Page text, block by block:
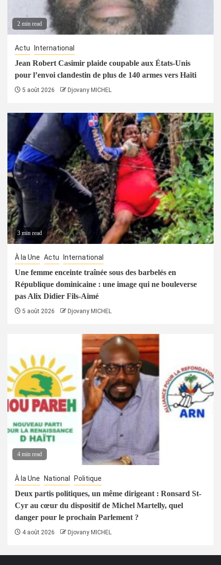
2 min read
Actu International
Jean Robert Casimir plaide coupable aux États-Unis
pour l’envoi clandestin de plus de 140 armes vers Haïti
5 août 2026 Djovany MICHEL
3 min read
À la Une Actu International
Une femme enceinte traînée sous des barbelés en
République dominicaine : une image qui ne bouleverse
pas Alix Didier Fils-Aimé
5 août 2026 Djovany MICHEL
4 min read
À la Une National Politique
Deux partis politiques, un même dirigeant : Ronsard St-
Cyr au cœur du dispositif de Michel Martelly, quel
danger pour le prochain Parlement ?
4 août 2026 Djovany MICHEL